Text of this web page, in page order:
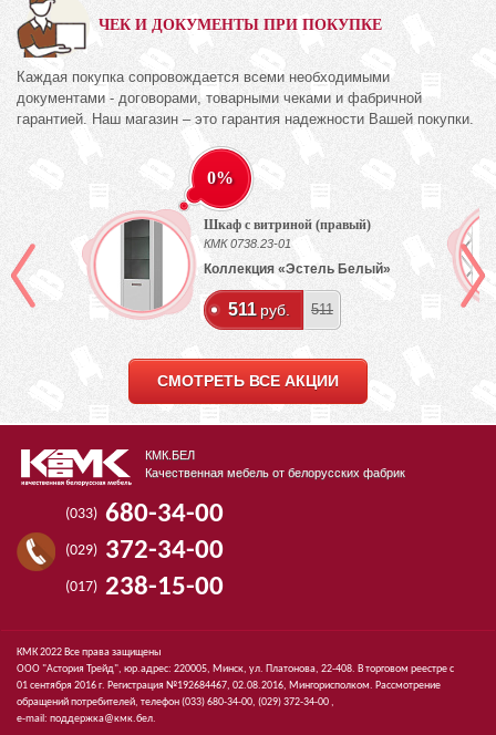
ЧЕК И ДОКУМЕНТЫ ПРИ ПОКУПКЕ
Каждая покупка сопровождается всеми необходимыми
документами - договорами, товарными чеками и фабричной
гарантией. Наш магазин – это гарантия надежности Вашей покупки.
0%
Шкаф с витриной (правый)
КМК 0738.23-01
Коллекция «Эстель Белый»
511 руб. 511
СМОТРЕТЬ ВСЕ АКЦИИ
КМК.БЕЛ
Качественная мебель от белорусских фабрик
(033) 680-34-00
(029) 372-34-00
(017) 238-15-00
КМК 2022 Все права защищены
ООО "Астория Трейд", юр.адрес: 220005, Минск, ул. Платонова, 22-408. В торговом реестре с
01 сентября 2016 г. Регистрация №192684467, 02.08.2016, Мингорисполком. Рассмотрение
обращений потребителей, телефон(033)680-34-00, (029)372-34-00 ,
e-mail: поддержка@кмк.бел.